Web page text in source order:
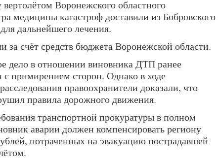
Воронежского областного
медицины катастроф доставили из Бобровского
дальнейшего лечения.
за счёт средств бюджета Воронежской области.
дело в отношении виновника ДТП ранее
с примирением сторон. Однако в ходе
правоохранители доказали, что
правила дорожного движения.
транспортной прокуратуры в полном
аварии должен компенсировать региону
потраченных на эвакуацию пострадавшей